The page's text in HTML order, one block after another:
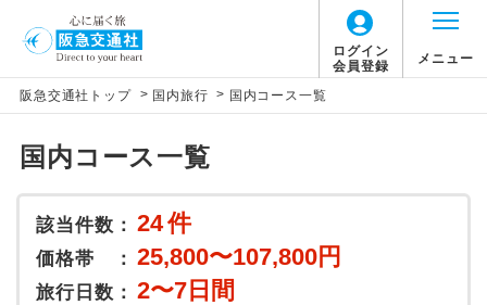
ログイン
会員登録
メニュー
阪急交通社トップ > 国内旅行 > 国内コース一覧
国内コース一覧
該当件数： 24件
価格帯 ： 25,800〜107,800円
旅行日数： 2〜7日間